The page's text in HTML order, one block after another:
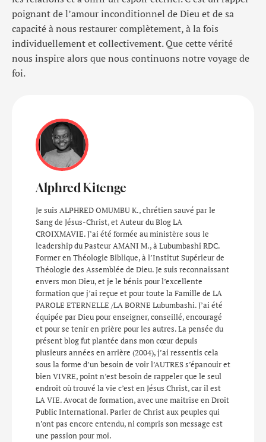
poignant de l’amour inconditionnel de Dieu et de sa
capacité à nous restaurer complètement, à la fois
individuellement et collectivement. Que cette vérité
nous inspire alors que nous continuons notre voyage de
foi.
Alphred Kitenge
Je suis ALPHRED OMUMBU K., chrétien sauvé par le
Sang de Jésus-Christ, et Auteur du Blog LA
CROIXMAVIE. J’ai été formée au ministère sous le
leadership du Pasteur AMANI M., à Lubumbashi RDC.
Former en Théologie Biblique, à l’Institut Supérieur de
Théologie des Assemblée de Dieu. Je suis reconnaissant
envers mon Dieu, et je le bénis pour l’excellente
formation que j’ai reçue et pour toute la Famille de LA
PAROLE ETERNELLE /LA BORNE Lubumbashi. J’ai été
équipée par Dieu pour enseigner, conseillé, encouragé
et pour se tenir en prière pour les autres. La pensée du
présent blog fut plantée dans mon cœur depuis
plusieurs années en arrière (2004), j’ai ressentis cela
sous la forme d’un besoin de voir l’AUTRES s’épanouir et
bien VIVRE, point n’est besoin de rappeler que le seul
endroit où trouvé la vie c’est en Jésus Christ, car il est
LA VIE. Avocat de formation, avec une maitrise en Droit
Public International. Parler de Christ aux peuples qui
n’ont pas encore entendu, ni compris son message est
une passion pour moi.